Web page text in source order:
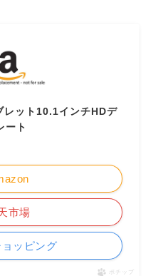
ット10.1インチHDデ
ート
市場
ッピング
ポチップ